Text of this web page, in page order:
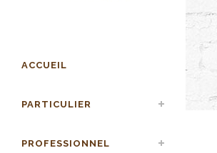
ACCUEIL
PARTICULIER
PROFESSIONNEL